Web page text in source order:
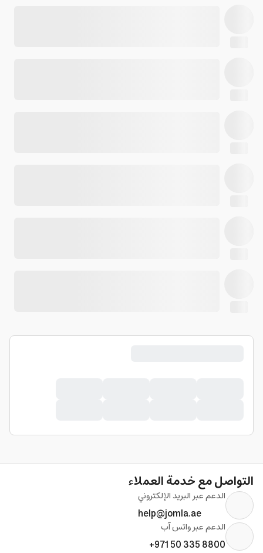
التواصل مع خدمة العملاء
الدعم عبر البريد الإلكتروني
help@jomla.ae
الدعم عبر واتس آب
+971 50 335 8800